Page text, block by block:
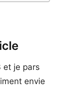
et je pars
envie